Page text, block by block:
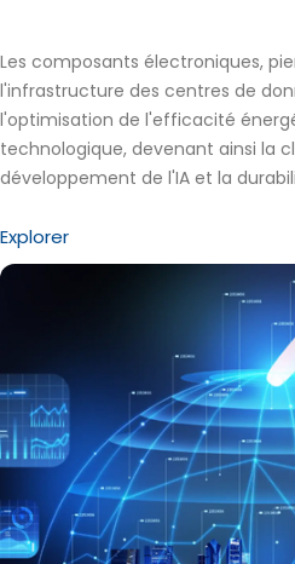
Les composants électroniques,
l'infrastructure des centres de
l'optimisation de l'efficacité
technologique, devenant ainsi la
développement de l'IA et la
Explorer